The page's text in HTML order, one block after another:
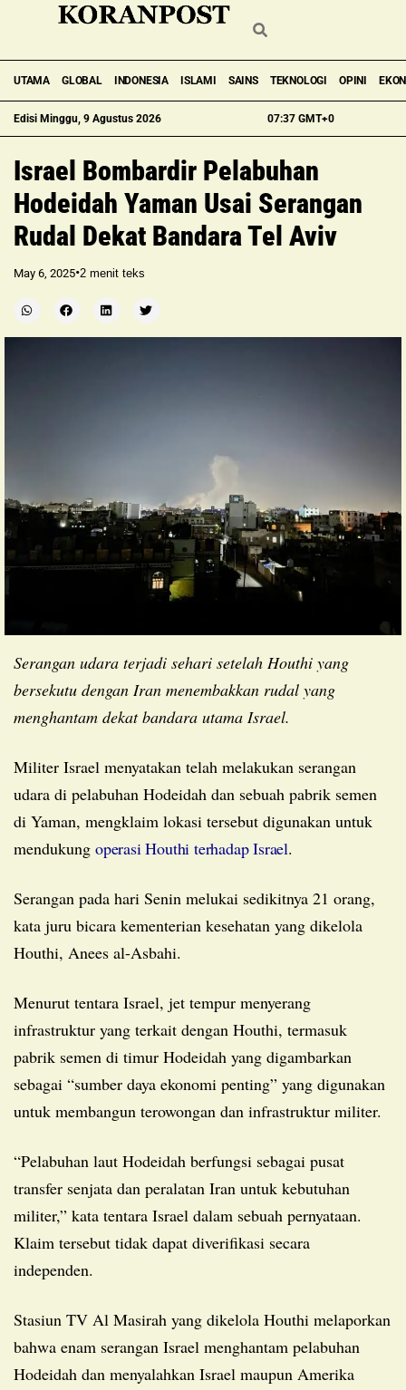
Edisi Minggu, 9 Agustus 2026 07:37 GMT+0
UTAMA GLOBAL INDONESIA ISLAMI SAINS TEKNOLOGI OPINI
Israel Bombardir Pelabuhan
Hodeidah Yaman Usai Serangan
Rudal Dekat Bandara Tel Aviv
May 6, 2025•2 menit teks
Serangan udara terjadi sehari setelah Houthi yang
bersekutu dengan Iran menembakkan rudal yang
menghantam dekat bandara utama Israel.
Militer Israel menyatakan telah melakukan serangan
udara di pelabuhan Hodeidah dan sebuah pabrik semen
di Yaman, mengklaim lokasi tersebut digunakan untuk
mendukung operasi Houthi terhadap Israel.
Serangan pada hari Senin melukai sedikitnya 21 orang,
kata juru bicara kementerian kesehatan yang dikelola
Houthi, Anees al-Asbahi.
Menurut tentara Israel, jet tempur menyerang
infrastruktur yang terkait dengan Houthi, termasuk
pabrik semen di timur Hodeidah yang digambarkan
sebagai “sumber daya ekonomi penting” yang digunakan
untuk membangun terowongan dan infrastruktur militer.
“Pelabuhan laut Hodeidah berfungsi sebagai pusat
transfer senjata dan peralatan Iran untuk kebutuhan
militer,” kata tentara Israel dalam sebuah pernyataan.
Klaim tersebut tidak dapat diverifikasi secara
independen.
Stasiun TV Al Masirah yang dikelola Houthi melaporkan
bahwa enam serangan Israel menghantam pelabuhan
Hodeidah dan menyalahkan Israel maupun Amerika